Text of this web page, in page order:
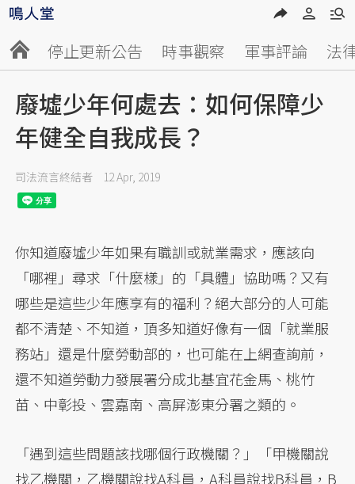
停止更新公告 時事觀察 軍事評論 法
廢墟少年何處去：如何保障少
年健全自我成長？
司法流言終結者 12 Apr, 2019
你知道廢墟少年如果有職訓或就業需求，應該向
「哪裡」尋求「什麼樣」的「具體」協助嗎？又有
哪些是這些少年應享有的福利？絕大部分的人可能
都不清楚、不知道，頂多知道好像有一個「就業服
務站」還是什麼勞動部的，也可能在上網查詢前，
還不知道勞動力發展署分成北基宜花金馬、桃竹
苗、中彰投、雲嘉南、高屏澎東分署之類的。
「遇到這些問題該找哪個行政機關？」「甲機關說
找乙機關，乙機關說找A科員，A科員說找B科員，B